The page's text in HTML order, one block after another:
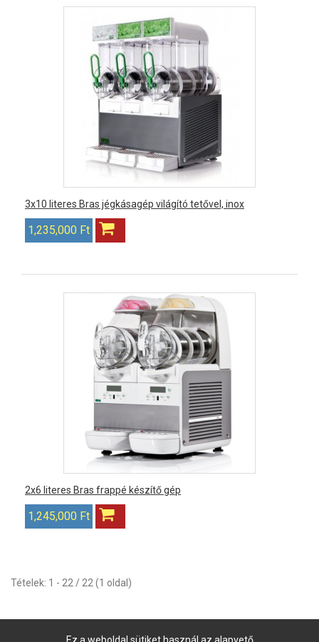
3x10 literes Bras jégkásagép világító tetővel, inox
1,235,000 Ft
2x6 literes Bras frappé készítő gép
1,245,000 Ft
Tételek: 1 - 22 / 22 (1 oldal)